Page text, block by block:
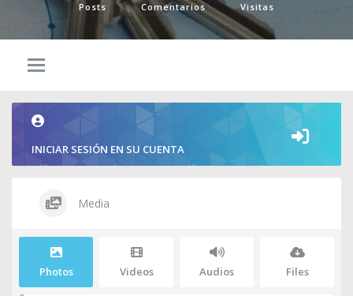
Posts Comentarios Visitas
INICIAR SESIÓN EN SU CUENTA
Media
Photos Videos Audios Files